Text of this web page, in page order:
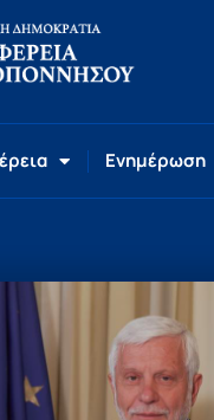
Ενημέρωση